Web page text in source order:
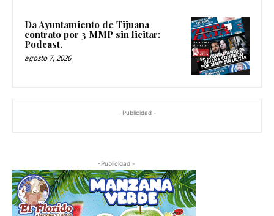
Da Ayuntamiento de Tijuana
contrato por 3 MMP sin licitar:
Podcast.
agosto 7, 2026
- Publicidad -
-Publicidad -